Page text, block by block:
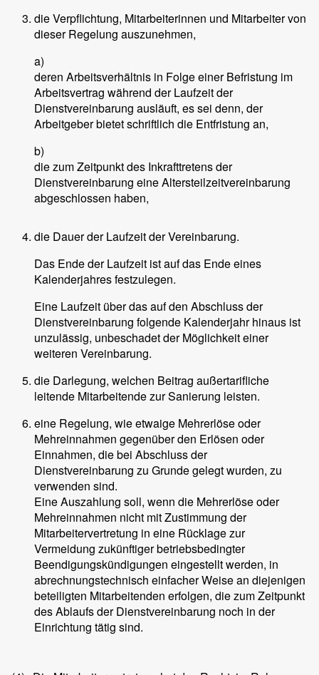
die Verpflichtung, Mitarbeiterinnen und Mitarbeiter von
dieser Regelung auszunehmen,
a)
deren Arbeitsverhältnis in Folge einer Befristung im
Arbeitsvertrag während der Laufzeit der
Dienstvereinbarung ausläuft, es sei denn, der
Arbeitgeber bietet schriftlich die Entfristung an,
b)
die zum Zeitpunkt des Inkrafttretens der
Dienstvereinbarung eine Altersteilzeitvereinbarung
abgeschlossen haben,
die Dauer der Laufzeit der Vereinbarung.
Das Ende der Laufzeit ist auf das Ende eines
Kalenderjahres festzulegen.
Eine Laufzeit über das auf den Abschluss der
Dienstvereinbarung folgende Kalenderjahr hinaus ist
unzulässig, unbeschadet der Möglichkeit einer
weiteren Vereinbarung.
die Darlegung, welchen Beitrag außertarifliche
leitende Mitarbeitende zur Sanierung leisten.
eine Regelung, wie etwaige Mehrerlöse oder
Mehreinnahmen gegenüber den Erlösen oder
Einnahmen, die bei Abschluss der
Dienstvereinbarung zu Grunde gelegt wurden, zu
verwenden sind.
Eine Auszahlung soll, wenn die Mehrerlöse oder
Mehreinnahmen nicht mit Zustimmung der
Mitarbeitervertretung in eine Rücklage zur
Vermeidung zukünftiger betriebsbedingter
Beendigungskündigungen eingestellt werden, in
abrechnungstechnisch einfacher Weise an diejenigen
beteiligten Mitarbeitenden erfolgen, die zum Zeitpunkt
des Ablaufs der Dienstvereinbarung noch in der
Einrichtung tätig sind.